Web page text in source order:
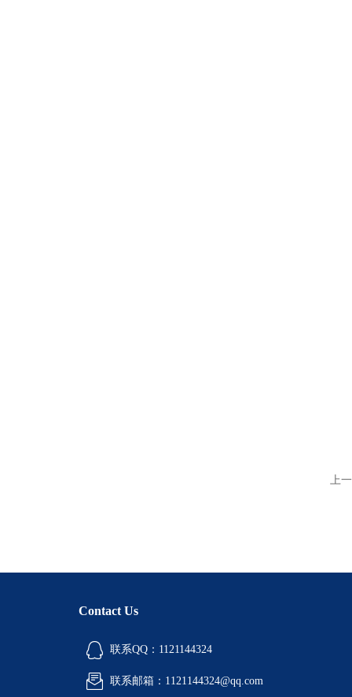
上
Contact Us
联系QQ：1121144324
联系邮箱：1121144324@qq.com